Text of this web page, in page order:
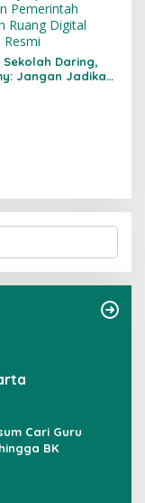
Daring,
Jangan Jadikan
Cari Guru
BK